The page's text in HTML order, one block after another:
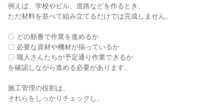
例えば、学校やビル、道路などを作るとき、
ただ材料を並べて組み立てるだけでは完成しません。
〇 どの順番で作業を進めるか
〇 必要な資材や機材が揃っているか
〇 職人さんたちが予定通り作業できるか
を確認しながら進める必要があります。
施工管理の役割は、
それらをしっかりチェックし、